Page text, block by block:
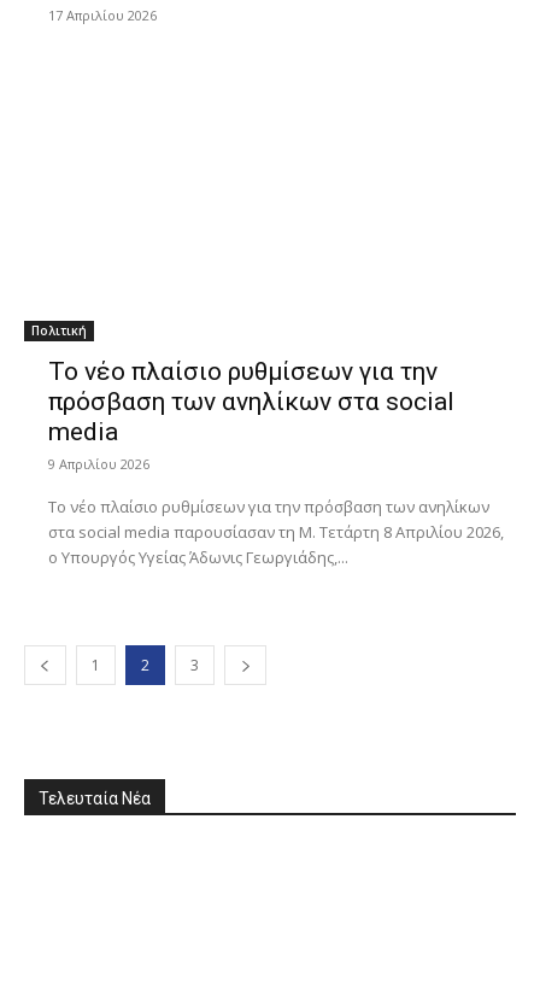
17 Απριλίου 2026
Πολιτική
Το νέο πλαίσιο ρυθμίσεων για την
πρόσβαση των ανηλίκων στα social
media
9 Απριλίου 2026
Το νέο πλαίσιο ρυθμίσεων για την πρόσβαση των ανηλίκων
στα social media παρουσίασαν τη Μ. Τετάρτη 8 Απριλίου 2026,
ο Υπουργός Υγείας Άδωνις Γεωργιάδης,...
1 2 3
Τελευταία Νέα